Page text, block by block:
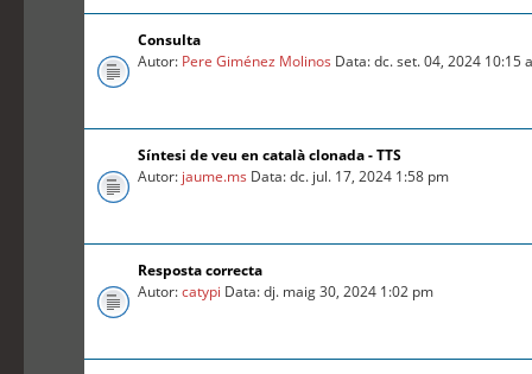
Consulta
Autor: Pere Giménez Molinos Data: dc. set. 04, 2024 10:15
Síntesi de veu en català clonada - TTS
Autor: jaume.ms Data: dc. jul. 17, 2024 1:58 pm
Resposta correcta
Autor:catypi Data: dj. maig 30, 2024 1:02 pm